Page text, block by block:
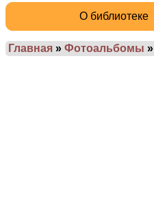
О библиотеке
Главная » Фотоальбомы »